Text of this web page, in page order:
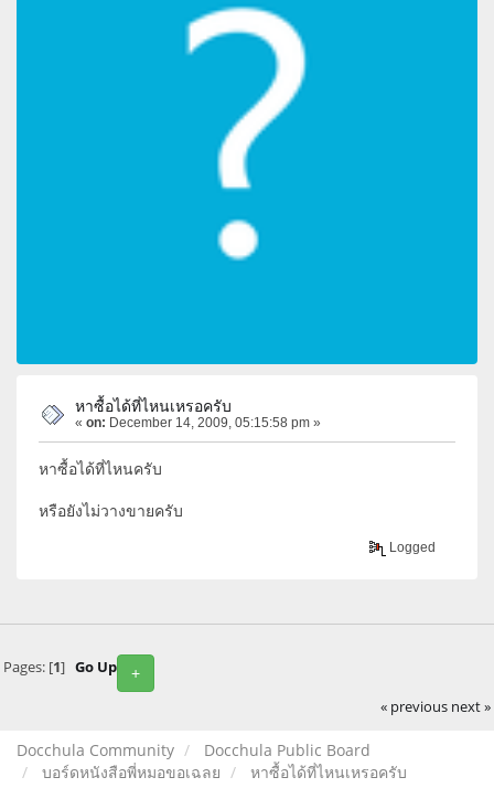
หาซื้อได้ที่ไหนเหรอครับ
« on: December 14, 2009, 05:15:58 pm »
หาซื้อได้ที่ไหนครับ
หรือยังไม่วางขายครับ
Logged
+
Pages: [1] Go Up
« previous next »
Docchula Community
Docchula Public Board
บอร์ดหนังสือพี่หมอขอเฉลย
หาซื้อได้ที่ไหนเหรอครับ